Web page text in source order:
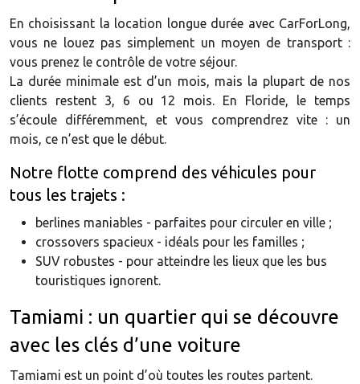
En choisissant la location longue durée avec CarForLong,
vous ne louez pas simplement un moyen de transport :
vous prenez le contrôle de votre séjour.
La durée minimale est d’un mois, mais la plupart de nos
clients restent 3, 6 ou 12 mois. En Floride, le temps
s’écoule différemment, et vous comprendrez vite : un
mois, ce n’est que le début.
Notre flotte comprend des véhicules pour
tous les trajets :
berlines maniables - parfaites pour circuler en ville ;
crossovers spacieux - idéals pour les familles ;
SUV robustes - pour atteindre les lieux que les bus
touristiques ignorent.
Tamiami : un quartier qui se découvre
avec les clés d’une voiture
Tamiami est un point d’où toutes les routes partent.